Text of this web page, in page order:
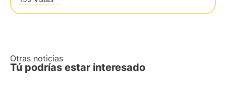
Otras noticias
Tú podrías estar interesado